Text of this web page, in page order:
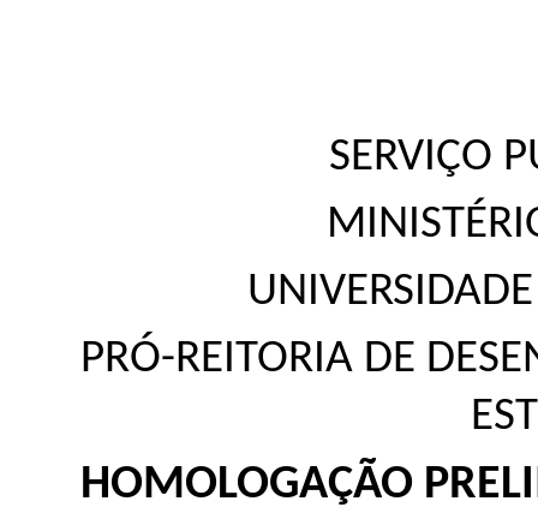
SERVIÇO
PRÓ-REITORIA DE
HOMOLOGAÇÃO